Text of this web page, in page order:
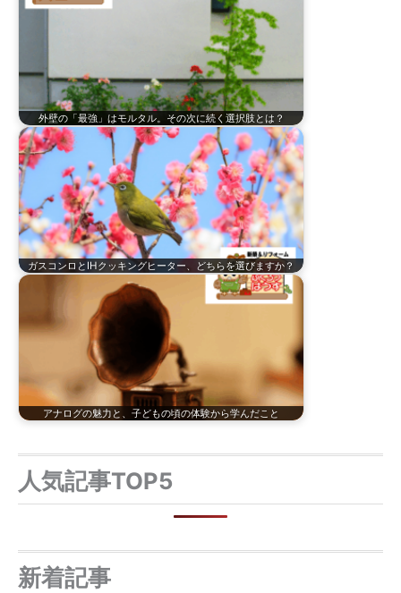
外壁の「最強」はモルタル。その次に続く選択肢とは？
ガスコンロとIHクッキングヒーター、どちらを選びますか？
アナログの魅力と、子どもの頃の体験から学んだこと
人気記事TOP5
新着記事